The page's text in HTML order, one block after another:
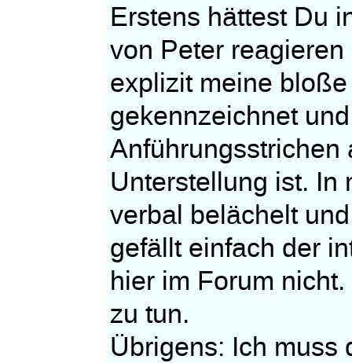
Erstens hättest Du
von Peter
explizit meine
gekennzeichnet
Anführungsstrichen
Unterstellung ist. In
verbal belächelt
gefällt einfach der
hier im Forum
zu tun.
Übrigens: Ich muss